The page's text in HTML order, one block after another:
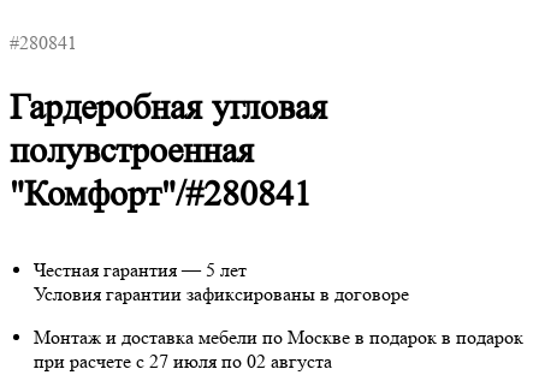
#280841
Гардеробная угловая
полувстроенная
"Комфорт"/#280841
Честная гарантия — 5 лет
Условия гарантии зафиксированы в договоре
Монтаж и доставка мебели по Москве в подарок в подарок
при расчете с 27 июля по 02 августа